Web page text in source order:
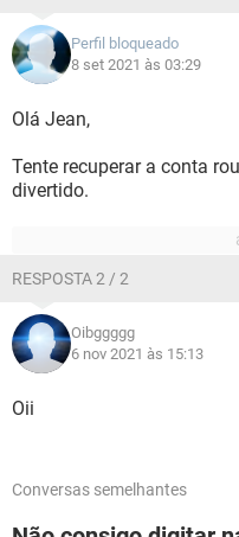
Perfil bloqueado
8 set 2021 às 03:29
Olá Jean,
Tente recuperar a conta
divertido.
RESPOSTA 2 / 2
Oibggggg
6 nov 2021 às 15:13
Oii
Conversas semelhantes